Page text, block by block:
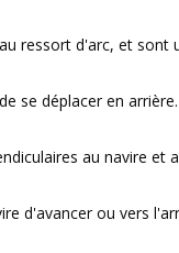
ressort d'arc, et
se déplacer en
au navire et
d'avancer ou vers